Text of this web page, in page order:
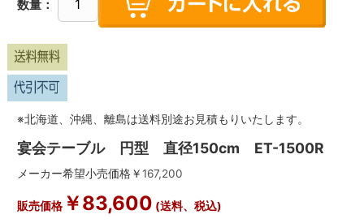
数量：
※北海道、沖縄、離島は送料別途お見積もりいたします。
宴会テーブル 円型 直径150cm ET-1500R
メーカー希望小売価格￥167,200
販売価格￥83,600 (送料、税込)